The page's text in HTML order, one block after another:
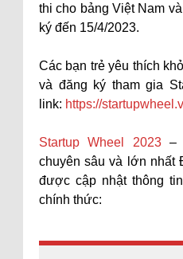
thi cho bảng Việt Nam
ký đến 15/4/2023.
Các bạn trẻ yêu thích
và đăng ký tham gia
link: https://
Startup Wheel 2023–
chuyên sâu và lớn nhất
được cập nhật thông
chính thức: